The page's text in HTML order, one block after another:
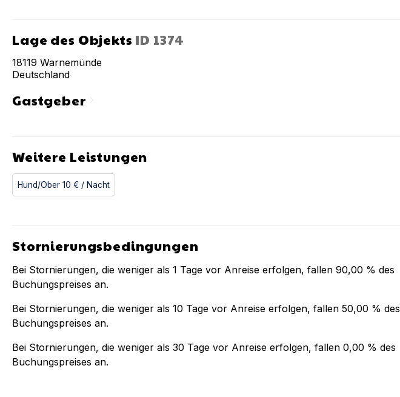
Lage des Objekts ID 1374
18119 Warnemünde
Deutschland
Gastgeberchevron_right
Weitere Leistungen
Hund/Ober 10 € / Nacht
Stornierungsbedingungen
Bei Stornierungen, die weniger als 1 Tage vor Anreise erfolgen, fallen 90,00 % des
Buchungspreises an.
Bei Stornierungen, die weniger als 10 Tage vor Anreise erfolgen, fallen 50,00 % des
Buchungspreises an.
Bei Stornierungen, die weniger als 30 Tage vor Anreise erfolgen, fallen 0,00 % des
Buchungspreises an.